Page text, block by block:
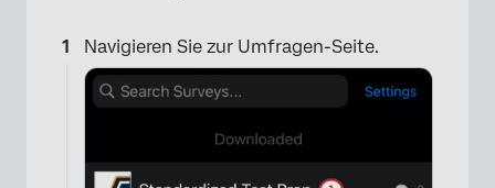
Navigieren Sie zur Umfragen-Seite.